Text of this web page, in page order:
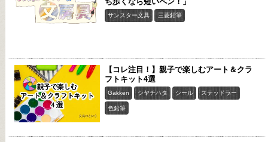
サンスター文具 三菱鉛筆
【コレ注目！】親子で楽しむアート＆クラ
フトキット4選
Gakken シヤチハタ シール ステッドラー
色鉛筆